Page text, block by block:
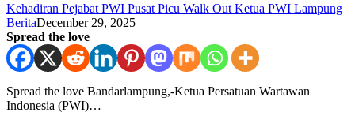
Kehadiran Pejabat PWI Pusat Picu Walk Out Ketua PWI Lampung
BeritaDecember 29, 2025
Spread the love
Spread the love Bandarlampung,-Ketua Persatuan Wartawan
Indonesia (PWI)…